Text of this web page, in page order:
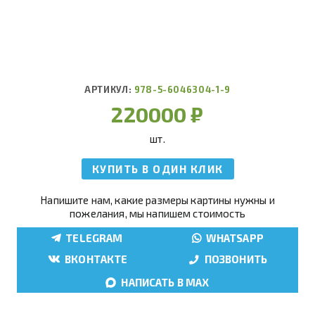
АРТИКУЛ: 978-5-6046304-1-9
220000 ₽
шт.
КУПИТЬ В ОДИН КЛИК
Напишите нам, какие размеры картины нужны и
пожелания, мы напишем стоимость
TELEGRAM
WHATSAPP
ВКОНТАКТЕ
ПОЗВОНИТЬ
НАПИСАТЬ В MAX